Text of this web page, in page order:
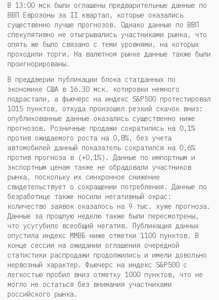
В 13:00 мск были оглашены предварительные данные по
ВВП Еврозоны за II квартал, которые оказались
существенно лучше прогнозов. Однако данные по ВВП
спекулятивно не отыгрывались участниками рынка, что
опять же было связано с теми уровнями, на которых
проходили торги. На валютном рынке данные также были
проигнорированы.
В преддверии публикации блока статданных по
экономике США в 16.30 мск. котировки немного
подрастали, а фьючерс на индекс S&P500 протестировал
1015 пунктов, откуда произошел резкий скачок вниз:
опубликованные данные оказались существенно ниже
прогнозов. Розничные продажи сократились на 0,1%
против ожидаемого роста на 0,8%, без учета
автомобилей данный показатель сократился на 0,6%
против прогноза в (+0,1%). Данные по импортным и
экспортным ценам также не обрадовали участников
рынка, поскольку их синхронное снижение
свидетельствует о сокращении потребления. Данные по
безработице также носили негативный окрас:
количество заявок оказалось на 9 тыс. хуже прогноза.
Данные за прошлую неделю также были пересмотрены,
что усугубило всеобщий негатив. Публикация данных
опустила индекс ММВБ ниже отметки 1100 пунктов. В
конце сессии на ожидании оглашения очередной
статистики распродажи продолжились и имели довольно
нервозный характер. Фьючерс на индекс S&P500 с
легкостью пробил вниз отметку 1000 пунктов, что не
могло не остаться без внимания участниками
российского рынка.